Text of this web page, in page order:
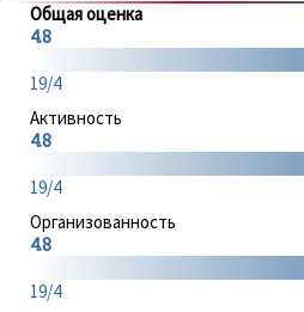
Общая оценка
4.8
19/4
Активность
4.8
19/4
Организованность
4.8
19/4